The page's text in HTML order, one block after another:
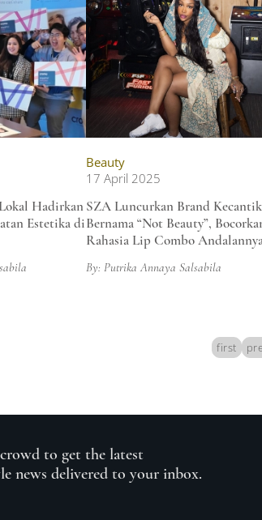
Hadirkan
Estetika di
Beauty
17 April 2025
SZA Luncurkan Brand
Bernama “Not Beauty”,
Rahasia Lip Combo
By: Putrika Annaya Salsabila
first
to get the latest
news delivered to your inbox.